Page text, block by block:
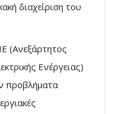
διαχείριση του
(Ανεξάρτητος
Ενέργειας)
προβλήματα